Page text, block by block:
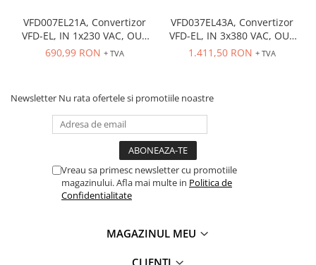
VFD007EL21A, Convertizor
VFD-EL, IN 1x230 VAC, OUT
3x230 VAC, 0.75 kW, 4.2 A,
690,99 RON + TVA
VFD037EL43A, Convertizor
VFD-EL, IN 3x380 VAC, OUT
3x380 VAC, 3.7kW, 8.2 A,
1.411,50 RON + TVA
Newsletter Nu rata ofertele si promotiile noastre
Vreau sa primesc newsletter cu promotiile
magazinului. Afla mai multe in Politica de
Confidentialitate
MAGAZINUL MEU
CLIENTI